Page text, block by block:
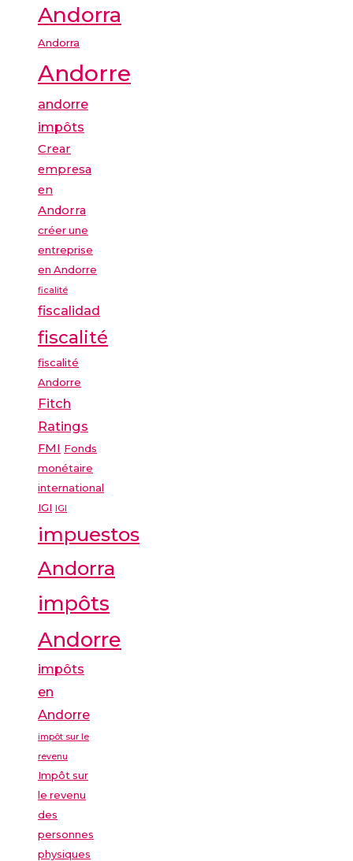
Andorra
Andorra
Andorre
andorre
impôts
Crear
empresa
en
Andorra
créer une
entreprise
en Andorre
ficalité
fiscalidad
fiscalité
fiscalité
Andorre
Fitch
Ratings
FMI Fonds
monétaire
international
IGI IGI
impuestos
Andorra
impôts
Andorre
impôts
en
Andorre
impôt sur le
revenu
Impôt sur
le revenu
des
personnes
physiques